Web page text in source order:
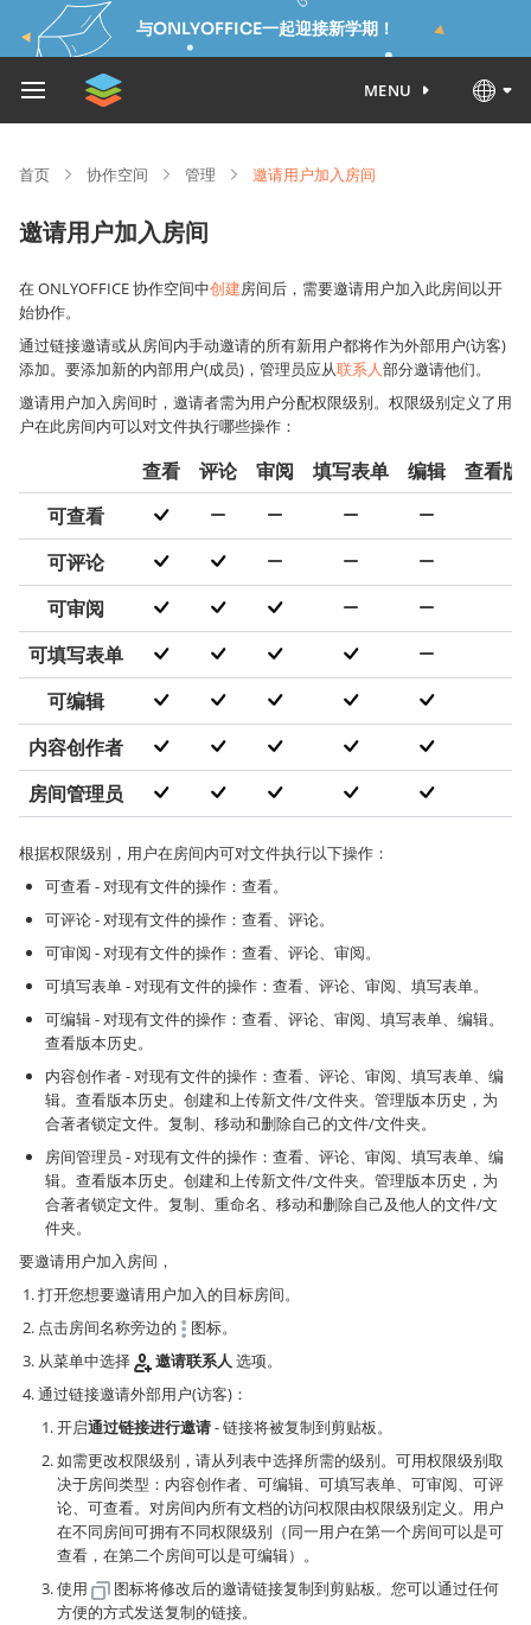
与ONLYOFFICE一起迎接新学期！
MENU
首页 协作空间 管理 邀请用户加入房间
邀请用户加入房间
在 ONLYOFFICE 协作空间中创建房间后，需要邀请用户加入此房间以开
始协作。
通过链接邀请或从房间内手动邀请的所有新用户都将作为外部用户(访客)
添加。要添加新的内部用户(成员)，管理员应从联系人部分邀请他们。
邀请用户加入房间时，邀请者需为用户分配权限级别。权限级别定义了用
户在此房间内可以对文件执行哪些操作：
查看 评论 审阅 填写表单 编辑
查看版
可查看
可评论
可审阅
可填写表单
可编辑
内容创作者
房间管理员
根据权限级别，用户在房间内可对文件执行以下操作：
可查看 - 对现有文件的操作：查看。
可评论 - 对现有文件的操作：查看、评论。
可审阅 - 对现有文件的操作：查看、评论、审阅。
可填写表单 - 对现有文件的操作：查看、评论、审阅、填写表单。
可编辑 - 对现有文件的操作：查看、评论、审阅、填写表单、编辑。
查看版本历史。
内容创作者 - 对现有文件的操作：查看、评论、审阅、填写表单、编
辑。查看版本历史。创建和上传新文件/文件夹。管理版本历史，为
合著者锁定文件。复制、移动和删除自己的文件/文件夹。
房间管理员 - 对现有文件的操作：查看、评论、审阅、填写表单、编
辑。查看版本历史。创建和上传新文件/文件夹。管理版本历史，为
合著者锁定文件。复制、重命名、移动和删除自己及他人的文件/文
件夹。
要邀请用户加入房间，
打开您想要邀请用户加入的目标房间。
点击房间名称旁边的
图标。
从菜单中选择
邀请联系人 选项。
通过链接邀请外部用户(访客)：
开启通过链接进行邀请- 链接将被复制到剪贴板。
如需更改权限级别，请从列表中选择所需的级别。可用权限级别取
决于房间类型：内容创作者、可编辑、可填写表单、可审阅、可评
论、可查看。对房间内所有文档的访问权限由权限级别定义。用户
在不同房间可拥有不同权限级别（同一用户在第一个房间可以是可
查看，在第二个房间可以是可编辑）。
使用
图标将修改后的邀请链接复制到剪贴板。您可以通过任何
方便的方式发送复制的链接。